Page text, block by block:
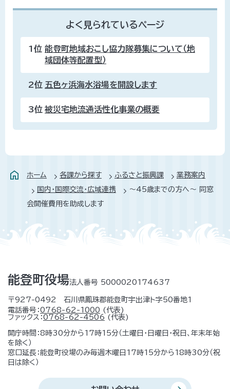
よく見られているページ
1位 能登町地域おこし協力隊募集について（地
域団体等配置型）
2位 五色ヶ浜海水浴場を開設します
3位 被災宅地流通活性化事業の概要
ホーム 各課から探す ふるさと振興課
業務案内
国内・国際交流・広域連携
～45歳までの方へ～ 同窓
会開催費用を助成します
能登町役場法人番号 5000020174637
〒927-0492 石川県鳳珠郡能登町宇出津ト字50番地1
電話番号：0768-62-1000 (代表)
ファックス：0768-62-4506 (代表)
開庁時間：8時30分から17時15分（土曜日・日曜日・祝日、年末年始
を除く）
窓口延長：能登町役場のみ毎週木曜日17時15分から18時30分（祝
日は除く）